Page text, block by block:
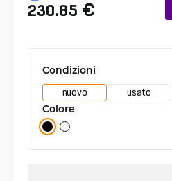
230.85 €
Condizioni
nuovo usato
Colore